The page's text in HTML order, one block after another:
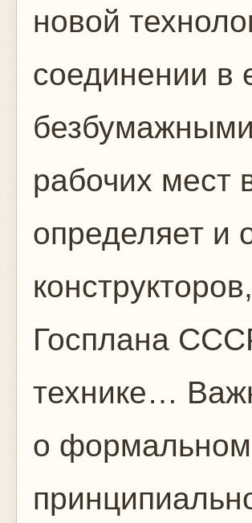
новой
соединении в
рабочих мест
определяет и
Госплана
технике…
о формальном